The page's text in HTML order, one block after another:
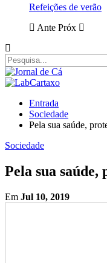
Refeições de verão
Ante Próx
Entrada
Sociedade
Pela sua saúde,
Sociedade
Pela sua saúde,
Em Jul 10, 2019